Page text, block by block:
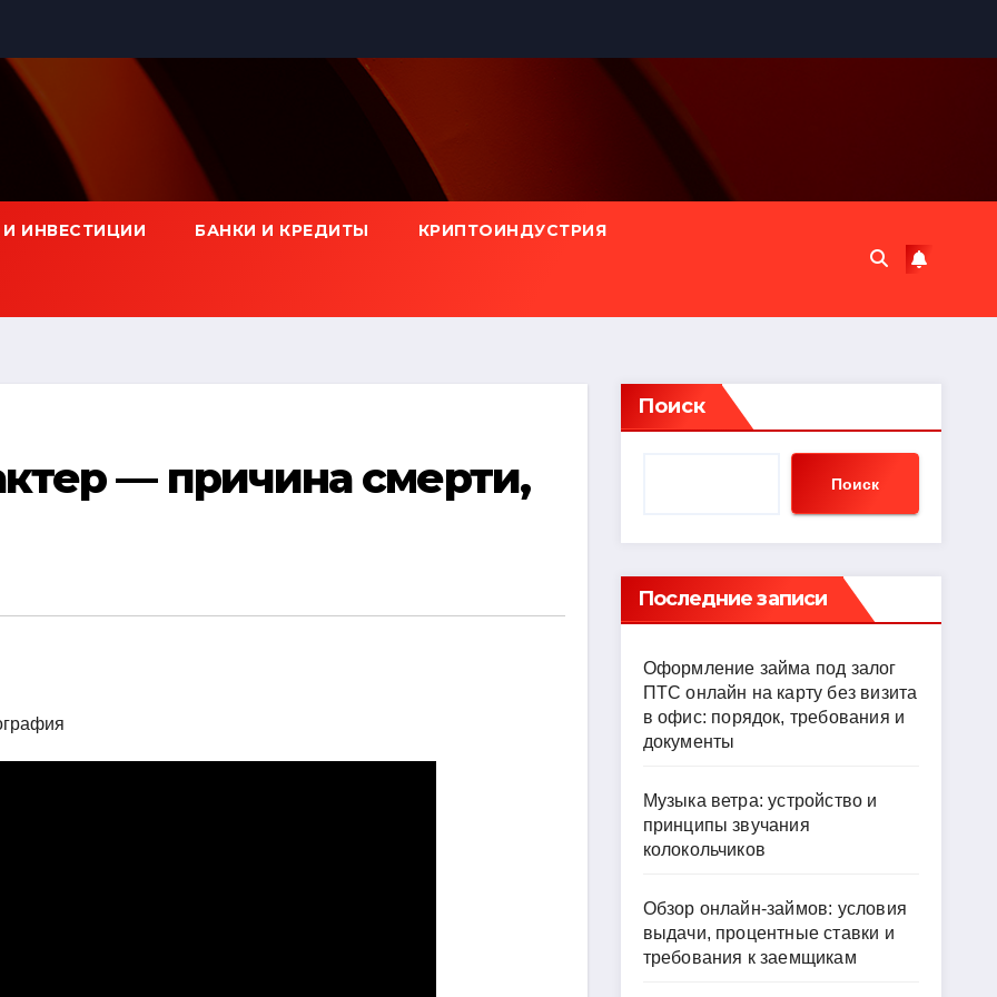
И ИНВЕСТИЦИИ БАНКИ И КРЕДИТЫ КРИПТОИНДУСТРИЯ
— причина смерти,
Поиск
Поиск
Последние записи
Оформление займа под залог
ПТС онлайн на карту без визита
в офис: порядок, требования и
документы
Музыка ветра: устройство и
принципы звучания
колокольчиков
Обзор онлайн-займов: условия
выдачи, процентные ставки и
требования к заемщикам